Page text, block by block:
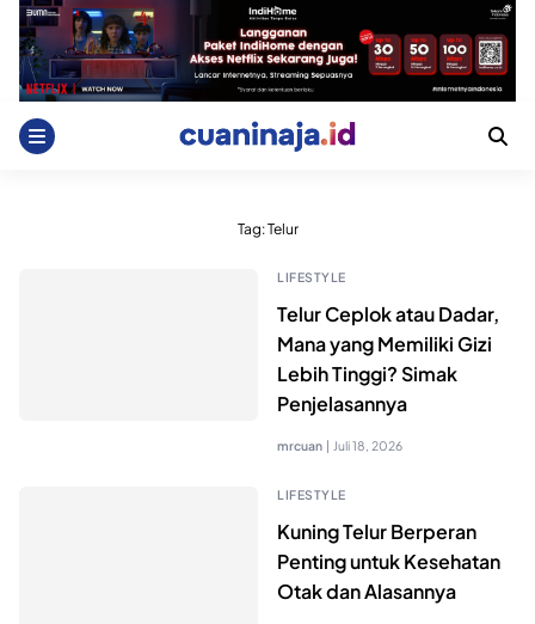
Skip
content
Tag:Telur
LIFESTYLE
Telur Ceplok atau Dadar,
Mana yang Memiliki Gizi
Lebih Tinggi? Simak
Penjelasannya
mrcuan | Juli 18, 2026
LIFESTYLE
Kuning Telur Berperan
Penting untuk Kesehatan
Otak dan Alasannya